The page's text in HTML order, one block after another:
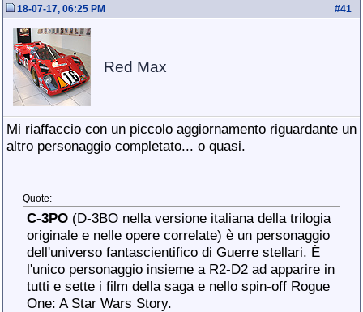
#41
18-07-17, 06:25 PM
Red Max
Mi riaffaccio con un piccolo aggiornamento riguardante un
altro personaggio completato... o quasi.
Quote:
C-3PO (D-3BO nella versione italiana della trilogia
originale e nelle opere correlate) è un personaggio
dell'universo fantascientifico di Guerre stellari. È
l'unico personaggio insieme a R2-D2 ad apparire in
tutti e sette i film della saga e nello spin-off Rogue
One: A Star Wars Story.